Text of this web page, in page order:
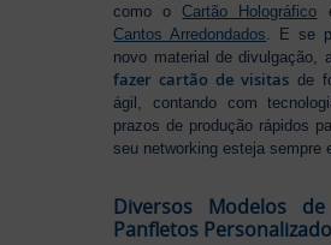
como oCartão Holográfico
Cantos Arredondados. E se
novo material de divulgação,
fazer cartão de visitas de
ágil, contando com
prazos de produção rápidos
seu networking esteja sempre
Diversos Modelos
Panfletos